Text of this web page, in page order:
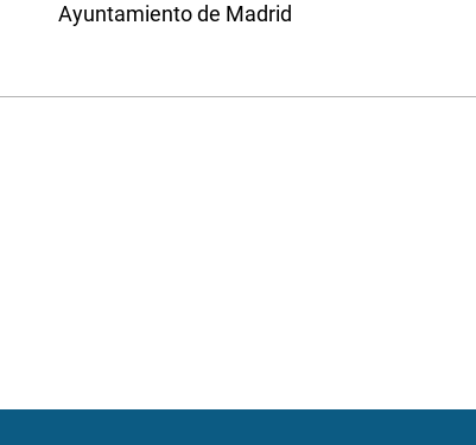
Ayuntamiento de Madrid